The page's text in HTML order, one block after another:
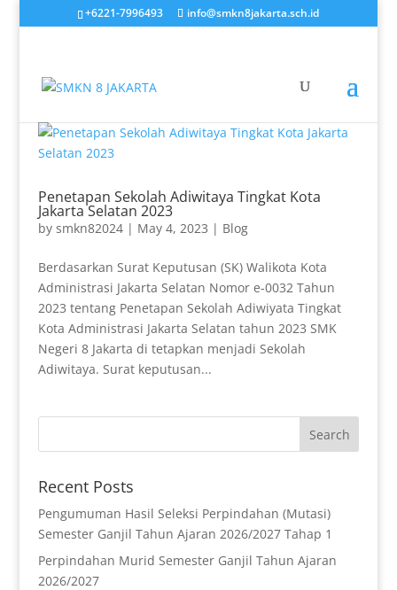
+6221-7996493 info@smkn8jakarta.sch.id
Penetapan Sekolah Adiwitaya Tingkat Kota
Jakarta Selatan 2023
by smkn82024| May 4, 2023 | Blog
Berdasarkan Surat Keputusan (SK) Walikota Kota
Administrasi Jakarta Selatan Nomor e-0032 Tahun
2023 tentang Penetapan Sekolah Adiwiyata Tingkat
Kota Administrasi Jakarta Selatan tahun 2023 SMK
Negeri 8 Jakarta di tetapkan menjadi Sekolah
Adiwitaya. Surat keputusan...
Recent Posts
Pengumuman Hasil Seleksi Perpindahan (Mutasi)
Semester Ganjil Tahun Ajaran 2026/2027 Tahap 1
Perpindahan Murid Semester Ganjil Tahun Ajaran
2026/2027